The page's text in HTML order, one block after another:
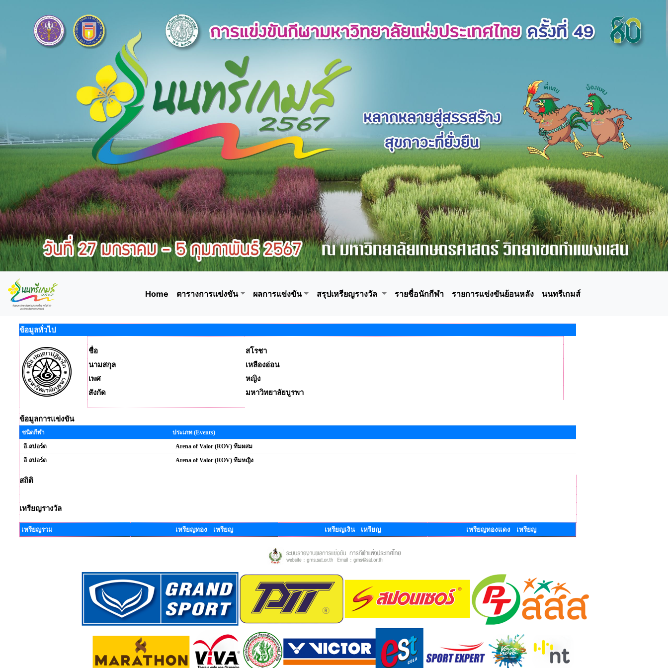
Home ตารางการแข่งขัน ผลการแข่งขัน สรุปเหรียญรางวัล รายชื่อนักกีฬา รายการแข่งขันย้อนหลัง นนทรีเกมส์
ข้อมูลทั่วไป
ชื่อ
สโรชา
นามสกุล
เหลืองอ่อน
เพศ
หญิง
สังกัด
มหาวิทยาลัยบูรพา
ข้อมูลการแข่งขัน
ชนิดกีฬา
ประเภท (Events)
อี-สปอร์ต
Arena of Valor (ROV) ทีมผสม
อี-สปอร์ต
Arena of Valor (ROV) ทีมหญิง
สถิติ
เหรียญรางวัล
เหรียญรวม เหรียญทอง เหรียญ เหรียญเงิน เหรียญ เหรียญทองแดง เหรียญ